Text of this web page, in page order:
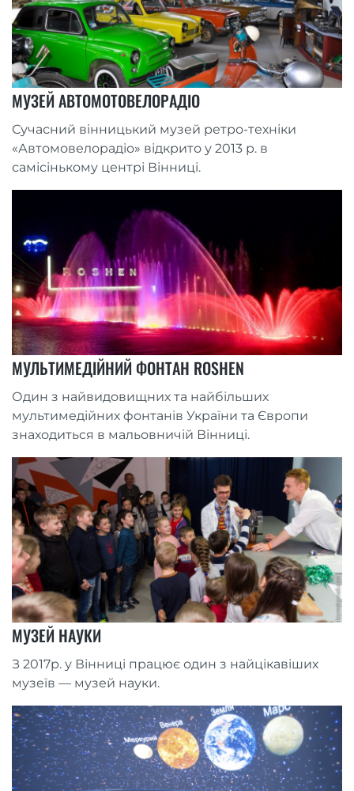
МУЗЕЙ АВТОМОТОВЕЛОРАДІО
Сучасний вінницький музей ретро-техніки
«Автомовелорадіо» відкрито у 2013 р. в
самісінькому центрі Вінниці.
МУЛЬТИМЕДІЙНИЙ ФОНТАН ROSHEN
Один з найвидовищних та найбільших
мультимедійних фонтанів України та Європи
знаходиться в мальовничій Вінниці.
МУЗЕЙ НАУКИ
З 2017р. у Вінниці працює один з найцікавіших
музеїв — музей науки.